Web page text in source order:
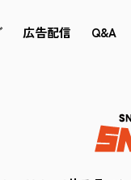
広告配信 Q&A